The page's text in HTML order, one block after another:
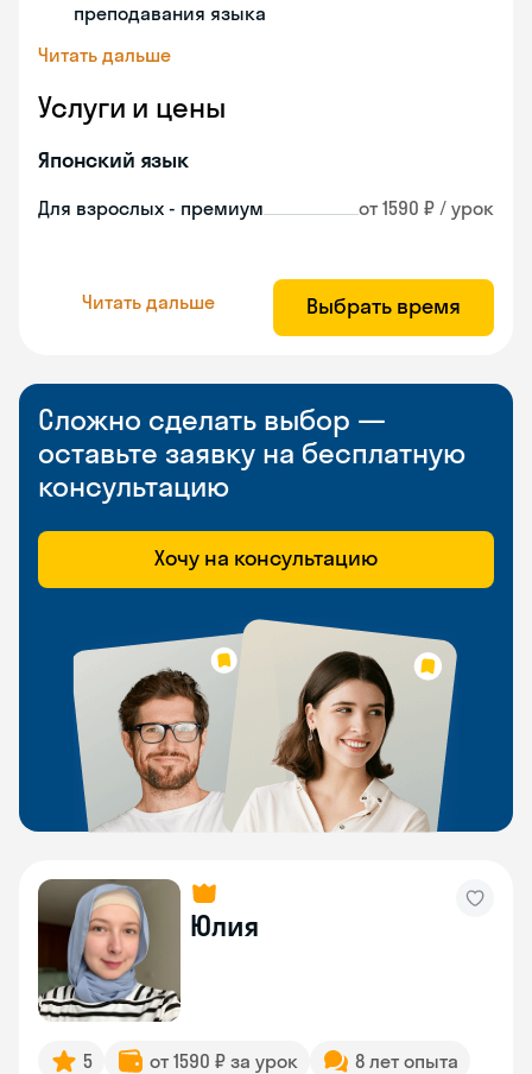
преподавания языка
Читать дальше
Услуги и цены
Японский язык
Для взрослых - премиум от 1590 ₽ / урок
Читать дальше Выбрать время
Сложно сделать выбор —
оставьте заявку на бесплатную
консультацию
Хочу на консультацию
Юлия
5 от 1590 ₽ за урок
8 лет опыта